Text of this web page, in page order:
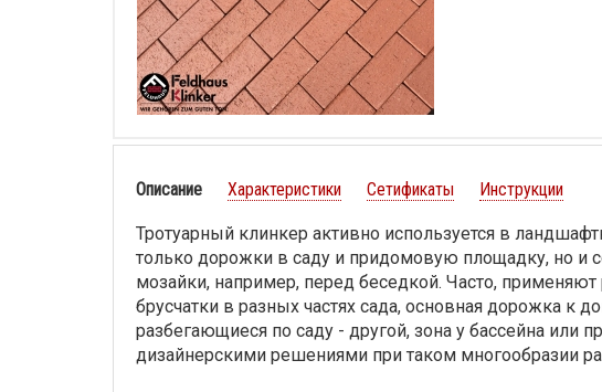
Описание Характеристики Сетификаты Инструкции
Тротуарный клинкер активно используется в
только дорожки в саду и придомовую площадку, но и
мозайки, например, перед беседкой. Часто,
брусчатки в разных частях сада, основная дорожка к
разбегающиеся по саду - другой, зона у бассейна или
дизайнерскими решениями при таком многообразии